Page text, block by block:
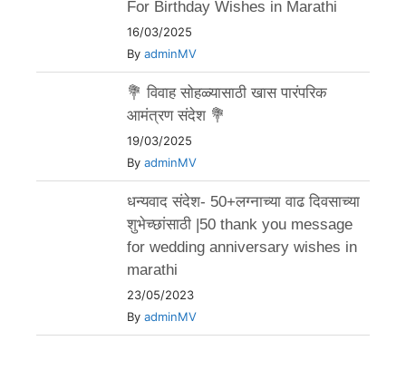
For Birthday Wishes in Marathi
16/03/2025
By adminMV
💐 विवाह सोहळ्यासाठी खास पारंपरिक
आमंत्रण संदेश 💐
19/03/2025
By adminMV
धन्यवाद संदेश- 50+लग्नाच्या वाढ दिवसाच्या
शुभेच्छांसाठी |50 thank you message
for wedding anniversary wishes in
marathi
23/05/2023
By adminMV